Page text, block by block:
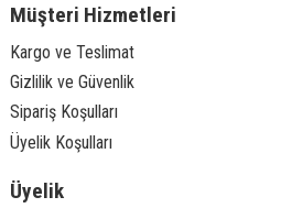
Müşteri Hizmetleri
Kargo ve Teslimat
Gizlilik ve Güvenlik
Sipariş Koşulları
Üyelik Koşulları
Üyelik